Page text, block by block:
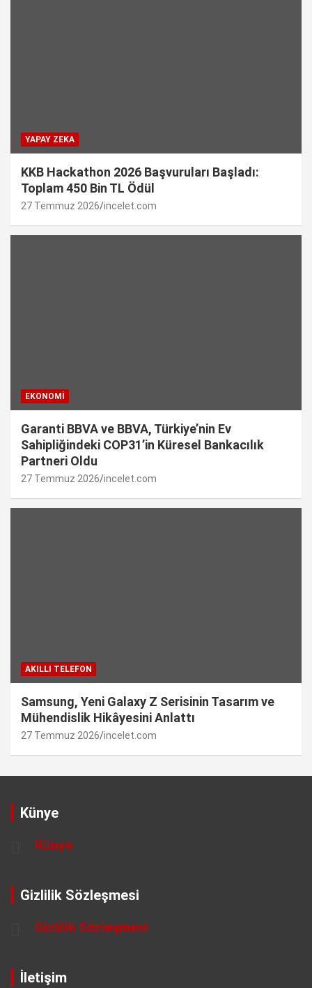
YAPAY ZEKA
KKB Hackathon 2026 Başvuruları Başladı:
Toplam 450 Bin TL Ödül
27 Temmuz 2026 incelet.com
EKONOMI
Garanti BBVA ve BBVA, Türkiye’nin Ev
Sahipliğindeki COP31’in Küresel Bankacılık
Partneri Oldu
27 Temmuz 2026 incelet.com
AKILLI TELEFON
Samsung, Yeni Galaxy Z Serisinin Tasarım ve
Mühendislik Hikâyesini Anlattı
27 Temmuz 2026 incelet.com
Künye
Künye
Gizlilik Sözleşmesi
Gizlilik Sözleşmesi
İletişim